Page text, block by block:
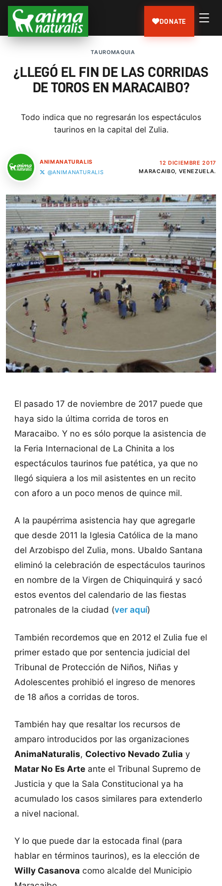
DONATE
TAUROMAQUIA
¿LLEGÓ EL FIN DE LAS CORRIDAS
DE TOROS EN MARACAIBO?
Todo indica que no regresarán los espectáculos
taurinos en la capital del Zulia.
ANIMANATURALIS
@ANIMANATURALIS
12 DICIEMBRE 2017
MARACAIBO, VENEZUELA.
El pasado 17 de noviembre de 2017 puede que
haya sido la última corrida de toros en
Maracaibo. Y no es sólo porque la asistencia de
la Feria Internacional de La Chinita a los
espectáculos taurinos fue patética, ya que no
llegó siquiera a los mil asistentes en un recito
con aforo a un poco menos de quince mil.
A la paupérrima asistencia hay que agregarle
que desde 2011 la Iglesia Católica de la mano
del Arzobispo del Zulia, mons. Ubaldo Santana
eliminó la celebración de espectáculos taurinos
en nombre de la Virgen de Chiquinquirá y sacó
estos eventos del calendario de las fiestas
patronales de la ciudad (ver aquí)
También recordemos que en 2012 el Zulia fue el
primer estado que por sentencia judicial del
Tribunal de Protección de Niños, Niñas y
Adolescentes prohibió el ingreso de menores
de 18 años a corridas de toros.
También hay que resaltar los recursos de
amparo introducidos por las organizaciones
AnimaNaturalis, Colectivo Nevado Zulia y
Matar No Es Arteante el Tribunal Supremo de
Justicia y que la Sala Constitucional ya ha
acumulado los casos similares para extenderlo
a nivel nacional.
Y lo que puede dar la estocada final (para
hablar en términos taurinos), es la elección de
Willy Casanova como alcalde del Municipio